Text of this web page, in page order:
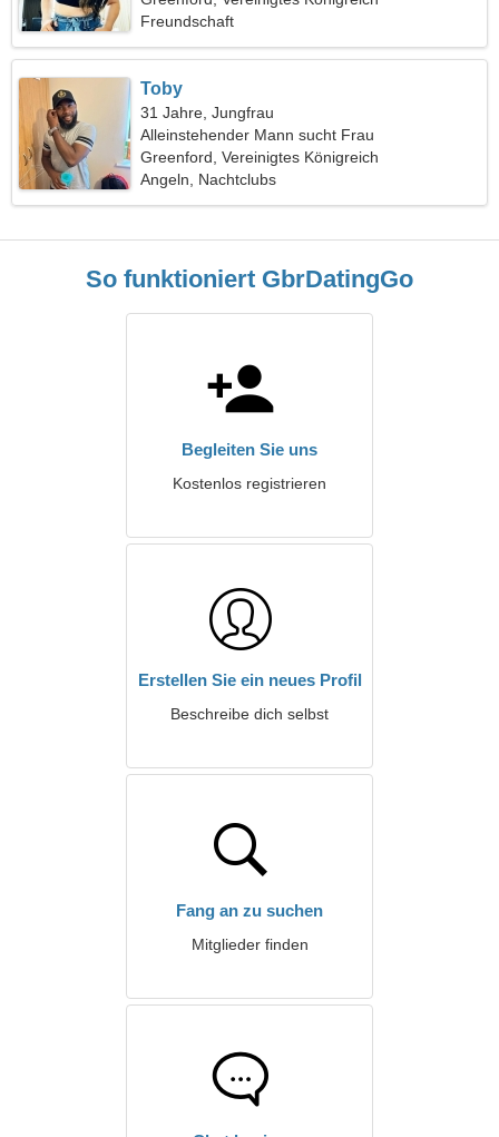
Freundschaft
Toby
31 Jahre, Jungfrau
Alleinstehender Mann sucht Frau
Greenford, Vereinigtes Königreich
Angeln, Nachtclubs
So funktioniert GbrDatingGo
Begleiten Sie uns
Kostenlos registrieren
Erstellen Sie ein neues Profil
Beschreibe dich selbst
Fang an zu suchen
Mitglieder finden